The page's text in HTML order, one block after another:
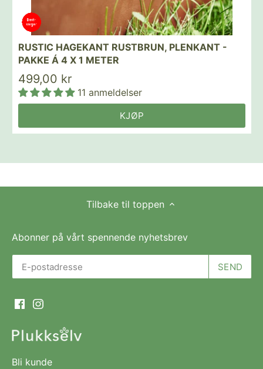
RUSTIC HAGEKANT RUSTBRUN, PLENKANT -
PAKKE Á 4 X 1 METER
499,00 kr
11 anmeldelser
KJØP
Tilbake til toppen
Abonner på vårt spennende nyhetsbrev
Bli kunde